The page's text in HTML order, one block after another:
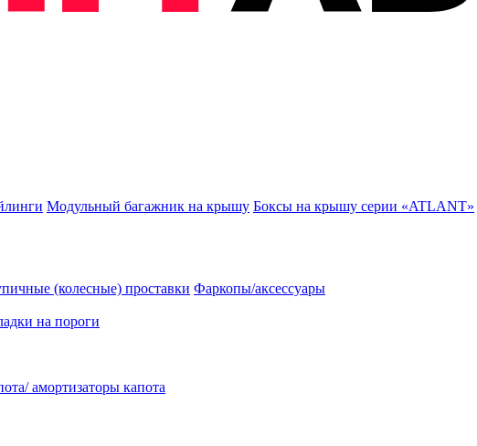
Модульный багажник на крышу Боксы на крышу серии «ATLANT»
(колесные) проставки Фаркопы/аксессуары
на пороги
амортизаторы капота